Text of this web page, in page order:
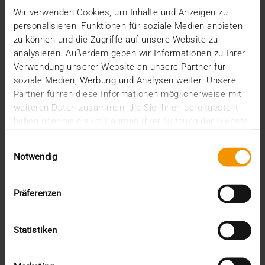
Wir verwenden Cookies, um Inhalte und Anzeigen zu
personalisieren, Funktionen für soziale Medien anbieten
zu können und die Zugriffe auf unsere Website zu
analysieren. Außerdem geben wir Informationen zu Ihrer
Verwendung unserer Website an unsere Partner für
soziale Medien, Werbung und Analysen weiter. Unsere
Partner führen diese Informationen möglicherweise mit
weiteren Daten zusammen, die Sie ihnen bereitgestellt
Notwendig
Präferenzen
Statistiken
Vom Spin-off einer Universität zum international
renommierten Health-IT-Unternehmen: Seit 25
Jahren…
VISUS HEALTH IT
MEHR ERFAHREN